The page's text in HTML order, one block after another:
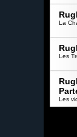
La
Les
Les